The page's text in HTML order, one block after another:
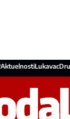
AktuelnostiLukavac